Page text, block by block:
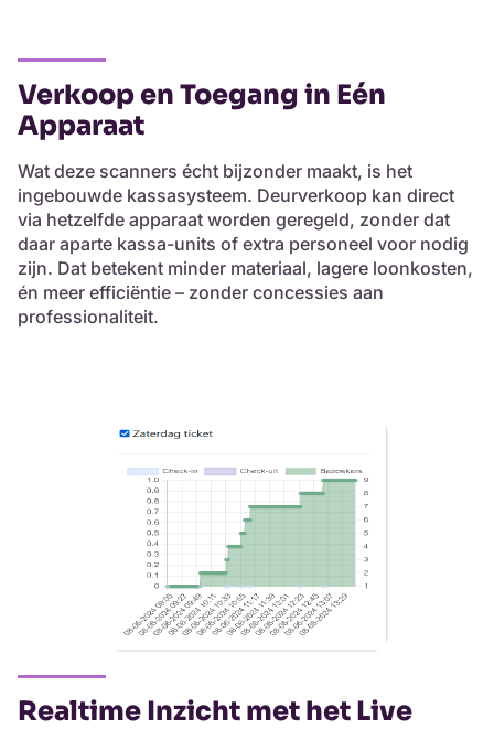
Verkoop en Toegang in Eén
Apparaat
Wat deze scanners écht bijzonder maakt, is het
ingebouwde kassasysteem. Deurverkoop kan direct
via hetzelfde apparaat worden geregeld, zonder dat
daar aparte kassa-units of extra personeel voor nodig
zijn. Dat betekent minder materiaal, lagere loonkosten,
én meer efficiëntie – zonder concessies aan
professionaliteit.
Realtime Inzicht met het Live